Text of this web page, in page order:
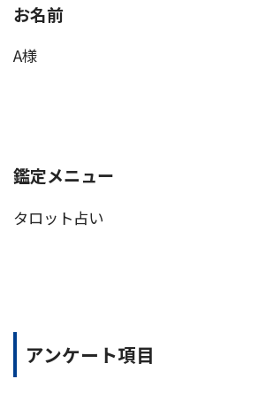
お名前
A様
鑑定メニュー
タロット占い
アンケート項目